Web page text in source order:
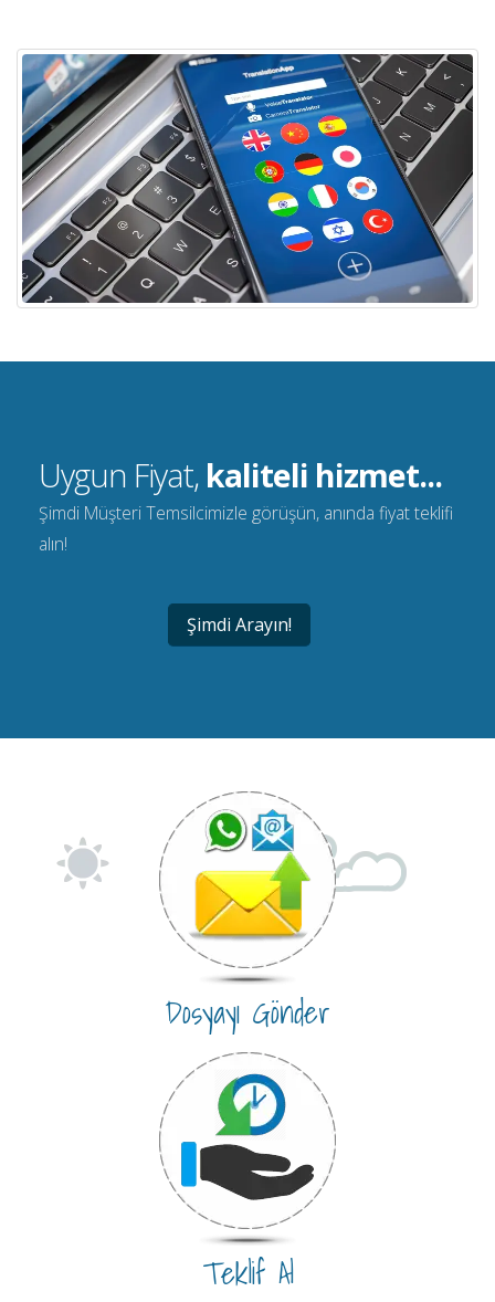
Uygun Fiyat, kaliteli hizmet...
Şimdi Müşteri Temsilcimizle görüşün, anında fiyat teklifi
alın!
Şimdi Arayın!
Dosyayı Gönder
Teklif Al